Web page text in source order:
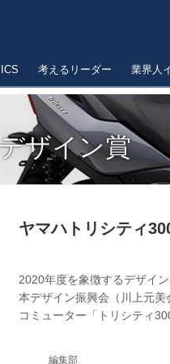
考えるリーダー 業界人
ザイン賞
ヤマハトリシティ
2020年度を象徴するデザイ
本デザイン振興会（川上元
コミューター「トリシティ
編集部